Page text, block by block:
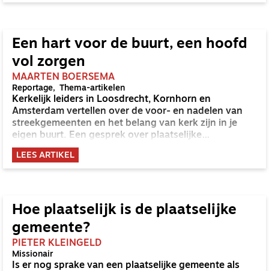
Een hart voor de buurt, een hoofd
vol zorgen
MAARTEN BOERSEMA
Reportage Thema-artikelen
Kerkelijk leiders in Loosdrecht, Kornhorn en
Amsterdam vertellen over de voor- en nadelen van
streekgemeenten en het belang van kerk zijn in je
eigen buurt. Een gesprek over plaatselijke
verbondenheid, hart voor de buurt en principes.
LEES ARTIKEL
Hoe plaatselijk is de plaatselijke
gemeente?
PIETER KLEINGELD
Missionair
Is er nog sprake van een plaatselijke gemeente als